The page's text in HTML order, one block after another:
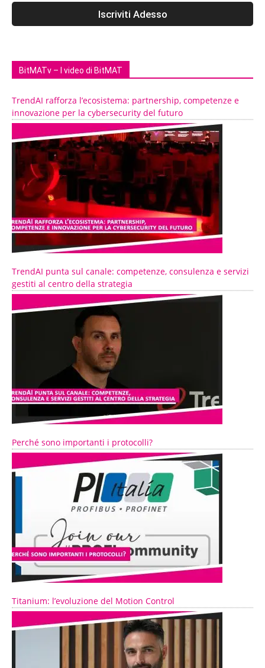
BitMATv – I video di BitMAT
TrendAI rafforza l’ecosistema: partnership, competenze e
innovazione per la cybersecurity del futuro
TrendAI punta sul canale: competenze, consulenza e servizi
gestiti al centro della strategia
Perché sono importanti i protocolli?
Titanium: l’evoluzione del Motion Control